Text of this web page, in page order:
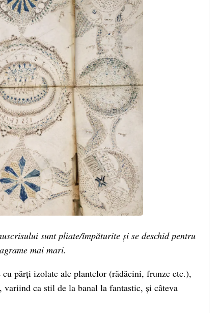
sunt pliate/împăturite și se deschid pentru
mai mari.
părți izolate ale plantelor (rădăcini, frunze etc.),
variind ca stil de la banal la fantastic, și câteva